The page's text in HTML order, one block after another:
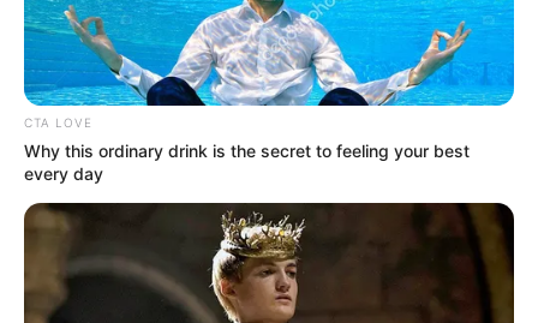
ΑΠΟΨΕΙΣ
Ελληνικά αρχαία αντικείμενα τεράστιας
αξίας κατασχέθηκαν από το
Μητροπολιτικό Μουσείο Τέχνης
Ελληνικά αρχαία αντικείμενα τεράστιας αξίας
κατασχέθηκαν από το Μητροπολιτικό Μουσείο Τέχνης
CTA LOVE
Why this ordinary drink is the secret to feeling your best
every day